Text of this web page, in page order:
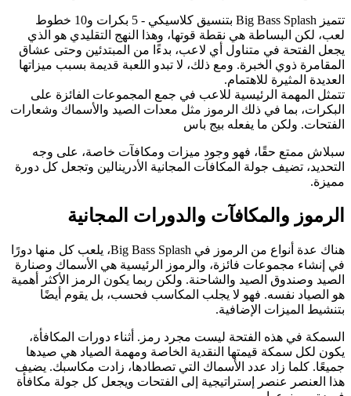
تتميز Big Bass Splash بتنسيق كلاسيكي - 5 بكرات و10 خطوط
لعب، لكن البساطة هي نقطة قوتها، وهذا النهج التقليدي هو الذي
يجعل الفتحة في متناول أي لاعب، بدءًا من المبتدئين وحتى عشاق
المقامرة ذوي الخبرة. ومع ذلك، لا تبدو اللعبة قديمة بسبب ميزاتها
العديدة المثيرة للاهتمام.
تتمثل المهمة الرئيسية للاعب في جمع المجموعات الفائزة على
البكرات، بما في ذلك الرموز مثل معدات الصيد والأسماك وشعارات
الفتحات. ولكن ما يفعله بيج باس
سبلاش ممتع حقًا، فهو وجود ميزات ومكافآت خاصة، على وجه
التحديد، تضيف جولة المكافآت المجانية الأدرينالين وتجعل كل دورة
مميزة.
الرموز والمكافآت والدورات المجانية
هناك عدة أنواع من الرموز في Big Bass Splash، يلعب كل منها دورًا
في إنشاء مجموعات فائزة، والرموز الرئيسية هي الأسماك وصنارة
الصيد وصندوق الصيد والشاحنة. ولكن ربما يكون الرمز الأكثر أهمية
هو الصياد نفسه. فهو لا يجلب المكاسب فحسب، بل يقوم أيضًا
بتنشيط الميزات الإضافية.
السمكة في هذه الفتحة ليست مجرد رمز. أثناء دورات المكافأة،
يكون لكل سمكة قيمتها النقدية الخاصة ومهمة الصياد هي صيدها
جميعًا. كلما زاد عدد الأسماك التي تصطادها، زادت مكاسبك. يضيف
هذا العنصر عنصر إستراتيجية إلى الفتحات ويجعل كل جولة مكافأة